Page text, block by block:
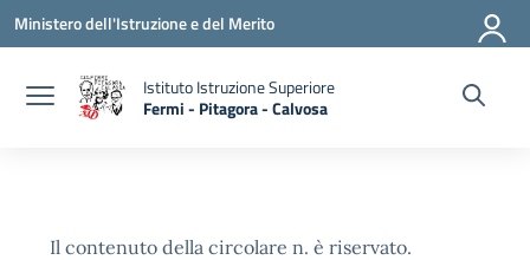
Vai ai contenuti
Vai al menu di navigazione
Vai al footer
Ministero dell'Istruzione e del Merito
Istituto Istruzione Superiore
Fermi - Pitagora - Calvosa
— Visita la pagina iniziale della scuola
Il contenuto della circolare n. è riservato.